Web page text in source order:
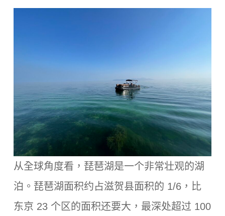
从全球角度看，琵琶湖是一个非常壮观的湖
泊。琵琶湖面积约占滋贺县面积的 1/6，比
东京 23 个区的面积还要大，最深处超过 100